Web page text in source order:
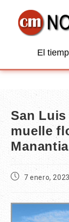
El
San
muelle
7 enero, 2023